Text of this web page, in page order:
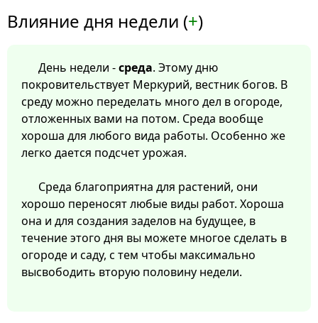
Влияние дня недели (+)
День недели -среда. Этому дню
покровительствует Меркурий, вестник богов. В
среду можно переделать много дел в огороде,
отложенных вами на потом. Среда вообще
хороша для любого вида работы. Особенно же
легко дается подсчет урожая.
Среда благоприятна для растений, они
хорошо переносят любые виды работ. Хороша
она и для создания заделов на будущее, в
течение этого дня вы можете многое сделать в
огороде и саду, с тем чтобы максимально
высвободить вторую половину недели.